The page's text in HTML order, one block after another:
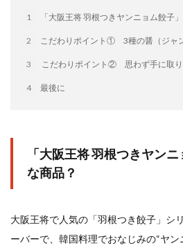
1 「大阪王将 羽根つきヤンニョム餃子
2 こだわりポイント① 3種の醤（ジャ
3 こだわりポイント② 思わず手に取り
4 最後に
「大阪王将 羽根つきヤン
な商品？
大阪王将で人気の「羽根つき餃子」シ
ーバーで、韓国料理でおなじみの“ヤ
Strategic Cooking Management
Global menu
Instagram
イートアンドの仕事
国産
冷凍食品ジャーナリスト山本純子の
冷凍焼売
冷凍食品ライフハック
万博